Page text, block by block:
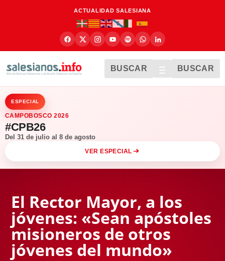
ACTUALIDAD SALESIANA
BUSCAR BUSCAR
ESPECIAL
CAMPOBOSCO 2026
#CPB26
Del 31 de julio al 8 de agosto
VER ESPECIAL
El Rector Mayor, a los
jóvenes: «Sean apóstoles
misioneros de otros
jóvenes del mundo»